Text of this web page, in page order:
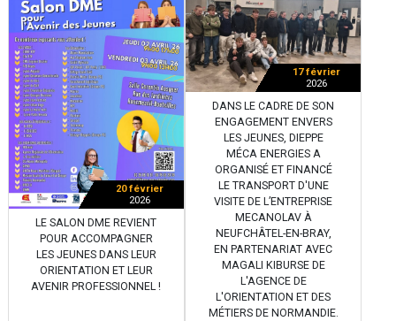
20 février
2026
LE SALON DME REVIENT
POUR ACCOMPAGNER
LES JEUNES DANS LEUR
ORIENTATION ET LEUR
AVENIR PROFESSIONNEL !
17 février
2026
DANS LE CADRE DE SON
ENGAGEMENT ENVERS
LES JEUNES, DIEPPE
MÉCA ENERGIES A
ORGANISÉ ET FINANCÉ
LE TRANSPORT D'UNE
VISITE DE L’ENTREPRISE
MECANOLAV À
NEUFCHÂTEL-EN-BRAY,
EN PARTENARIAT AVEC
MAGALI KIBURSE DE
L'AGENCE DE
L'ORIENTATION ET DES
MÉTIERS DE NORMANDIE.